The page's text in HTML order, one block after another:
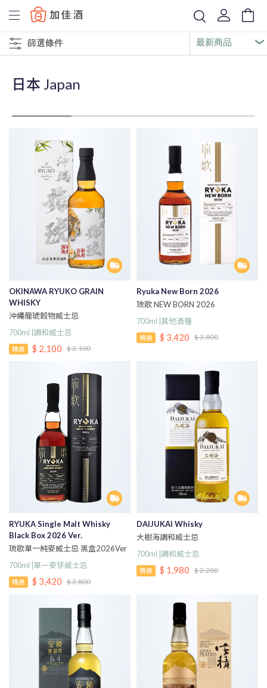
Baccus
篩選條件
日本 Japan
OKINAWA RYUKO GRAIN
WHISKY
沖繩龍琥穀物威士忌
700ml |調和威士忌
精選 $ 2,100 $ 2,100
Ryuka New Born 2026
琉歌 NEW BORN 2026
700ml |其他酒種
精選 $ 3,420 $ 3,800
RYUKA Single Malt Whisky
Black Box 2026 Ver.
琉歌單一純麥威士忌 黑盒2026Ver
700ml |單一麥芽威士忌
精選 $ 3,420 $ 3,800
DAIJUKAI Whisky
大樹海調和威士忌
700ml |調和威士忌
精選 $ 1,980 $ 2,200